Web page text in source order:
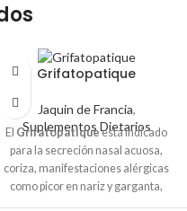
Grifatopatique
Jaquin de Francia,
Suplementos Dietarios
El Grifatopatiqueestá indicado
para la secreción nasal acuosa,
coriza, manifestaciones alérgicas
como picor en nariz y garganta,
lagrimeo, ardor, secreción nasal